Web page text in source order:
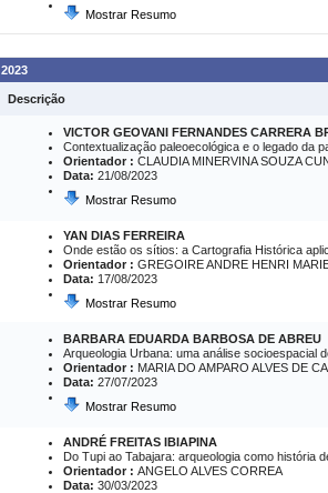
Mostrar Resumo
2023
Descrição
VICTOR GEOVANI FERNANDES CARRERA
Contextualização paleoecológica e o legado da
Orientador : CLAUDIA MINERVINA SOUZA
Data: 21/08/2023
Mostrar Resumo
YAN DIAS FERREIRA
Onde estão os sítios: a Cartografia Histórica
Orientador : GREGOIRE ANDRE HENRI
Data: 17/08/2023
Mostrar Resumo
BARBARA EDUARDA BARBOSA DE ABREU
Arqueologia Urbana: uma análise socioespacial
Orientador : MARIA DO AMPARO ALVES DE
Data: 27/07/2023
Mostrar Resumo
ANDRÉ FREITAS IBIAPINA
Do Tupi ao Tabajara: arqueologia como história
Orientador : ANGELO ALVES CORREA
Data: 30/03/2023